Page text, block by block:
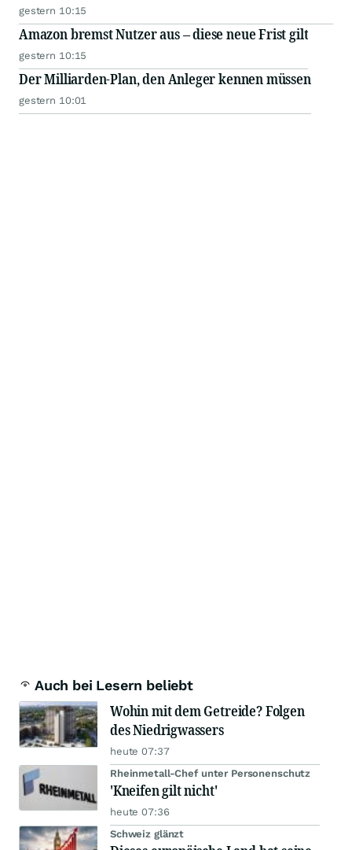
gestern 10:15
Amazon bremst Nutzer aus – diese neue Frist gilt
gestern 10:15
Der Milliarden-Plan, den Anleger kennen müssen
gestern 10:01
Auch bei Lesern beliebt
Wohin mit dem Getreide? Folgen
des Niedrigwassers
heute 07:37
Rheinmetall-Chef unter Personenschutz
'Kneifen gilt nicht'
heute 07:36
Schweiz glänzt